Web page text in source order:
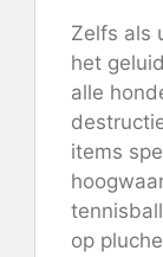
Zelfs als
het
alle
items
op